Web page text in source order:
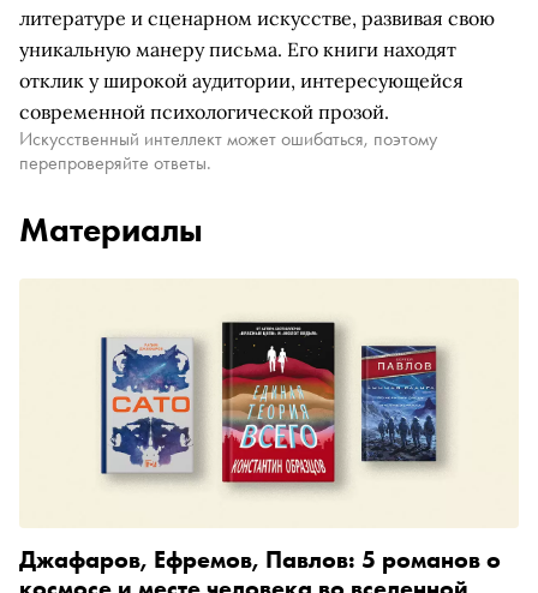
литературе и сценарном искусстве, развивая свою
уникальную манеру письма. Его книги находят
отклик у широкой аудитории, интересующейся
современной психологической прозой.
Искусственный интеллект может ошибаться, поэтому
перепроверяйте ответы.
Материалы
Джафаров, Ефремов, Павлов: 5 романов о